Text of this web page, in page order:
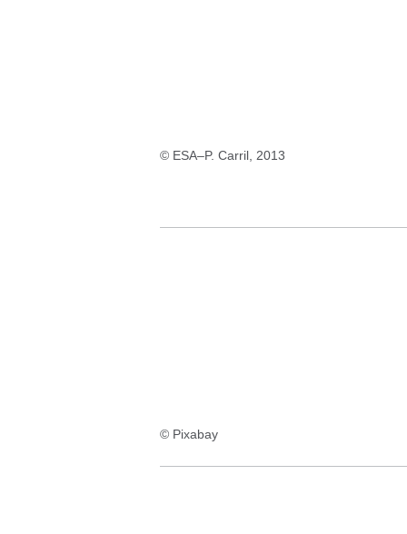
© ESA–P. Carril, 2013
© Pixabay